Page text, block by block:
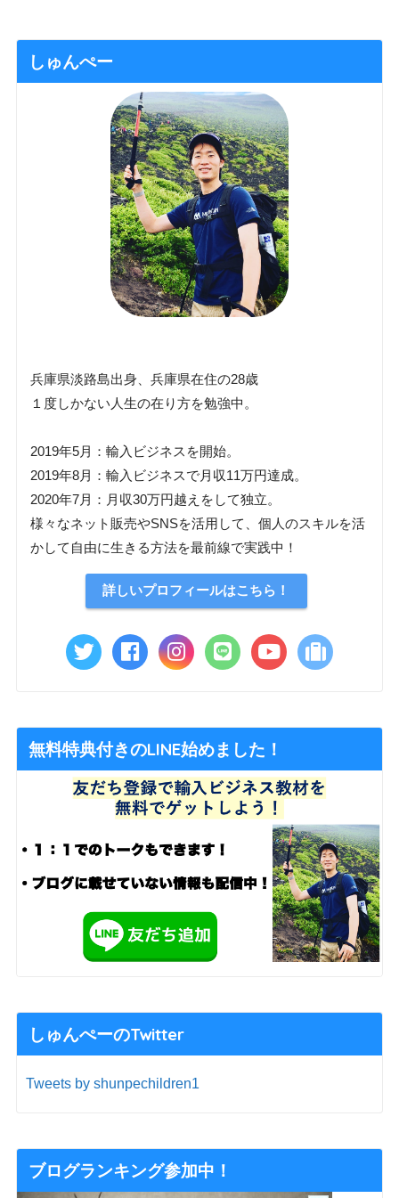
しゅんぺー
兵庫県淡路島出身、兵庫県在住の28歳
１度しかない人生の在り方を勉強中。
2019年5月：輸入ビジネスを開始。
2019年8月：輸入ビジネスで月収11万円達成。
2020年7月：月収30万円越えをして独立。
様々なネット販売やSNSを活用して、個人のスキルを活
かして自由に生きる方法を最前線で実践中！
詳しいプロフィールはこちら！
無料特典付きのLINE始めました！
しゅんぺーのTwitter
Tweets by shunpechildren1
ブログランキング参加中！